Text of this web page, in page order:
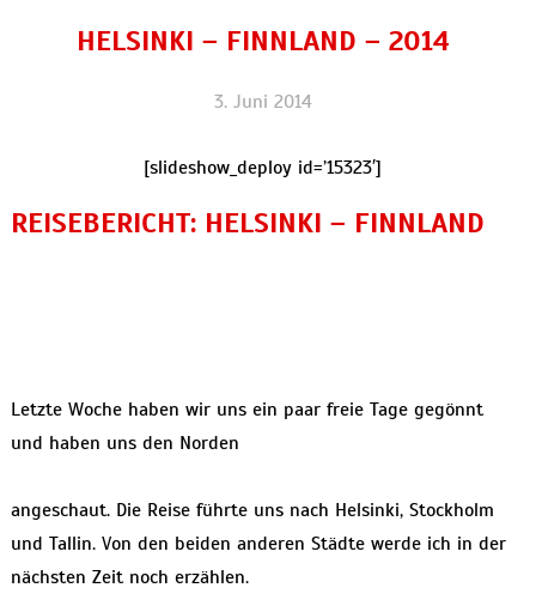
HELSINKI – FINNLAND – 2014
3. Juni 2014
[slideshow_deploy id=’15323′]
REISEBERICHT: HELSINKI – FINNLAND
Letzte Woche haben wir uns ein paar freie Tage gegönnt
und haben uns den Norden
angeschaut. Die Reise führte uns nach Helsinki, Stockholm
und Tallin. Von den beiden anderen Städte werde ich in der
nächsten Zeit noch erzählen.